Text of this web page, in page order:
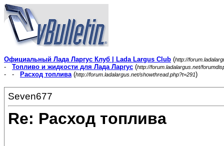
Официальный Лада Ларгус Клуб | Lada Largus Club (http://
- Топливо и жидкости для Лада Ларгус (http://forum.ladalargus.net/
- - Расход топлива(http://forum.ladalargus.net/showthread.php?t=291)
Seven677
Re: Расход топлива